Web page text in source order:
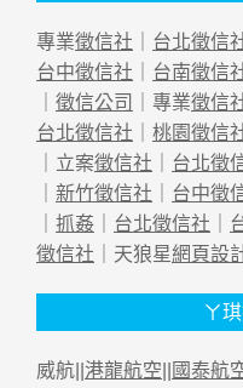
專業徵信社 台北徵信
台中徵信社
台南徵信
徵信公司 ｜專業徵信
台北徵信社
桃園徵信
｜立案徵信社 台北徵
新竹徵信社 台中徵
抓姦 台北徵信社
徵信社 ｜天狼星網頁設
ㄚ
威航|| 港龍航空 國泰航